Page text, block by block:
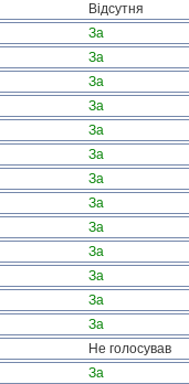
Відсутня
За
За
За
За
За
За
За
За
За
За
За
За
За
Не голосував
За